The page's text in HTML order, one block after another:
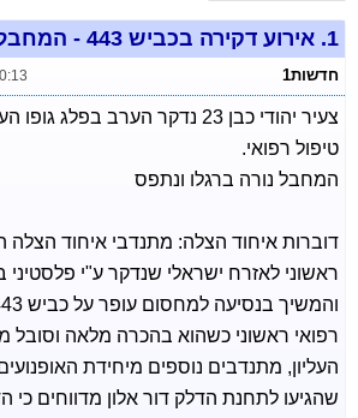
1. אירוע דקירה בכביש 443 - המחבל נורה ברגלו
חדשות1
צעיר יהודי כבן 23 נדקר הערב בפלג
טיפול רפואי.
המחבל נורה ברגלו ונתפס
דוברות איחוד הצלה: מתנדבי איחוד הצלה
ראשוני לאזרח ישראלי שנדקר ע"י פלסטיני
רפואי ראשוני כשהוא בהכרה מלאה וסובל
העליון, מתנדבים נוספים מיחידת
שהגיעו לתחנת הדלק דור אלון מדווחים כי